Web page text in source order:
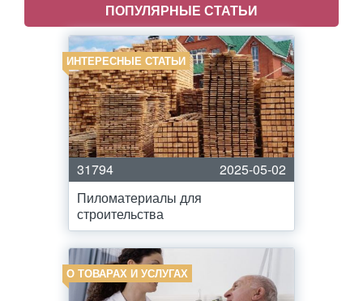
ПОПУЛЯРНЫЕ СТАТЬИ
ИНТЕРЕСНЫЕ СТАТЬИ
31794
2025-05-02
Пиломатериалы для
строительства
О ТОВАРАХ И УСЛУГАХ